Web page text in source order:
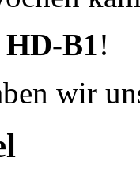
B1!
wir